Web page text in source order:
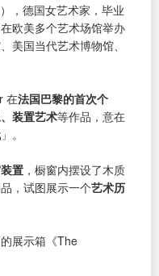
，德国女艺术家，毕业
欧美多个艺术场馆举办
美国当代艺术博物馆、
在法国巴黎的首次个
装置艺术等作品，意在
」。
置 ，橱窗内摆设了木质
，试图展示一个艺术历
展示箱《The